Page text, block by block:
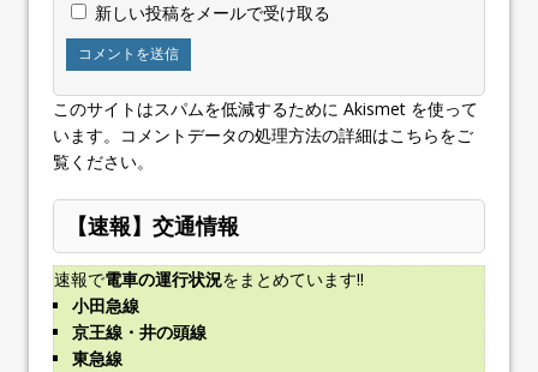
新しい投稿をメールで受け取る
このサイトはスパムを低減するために Akismet を使って
います。 コメントデータの処理方法の詳細はこちらをご
覧ください。
【速報】交通情報
速報で電車の運行状況をまとめています!!
小田急線
京王線・井の頭線
東急線